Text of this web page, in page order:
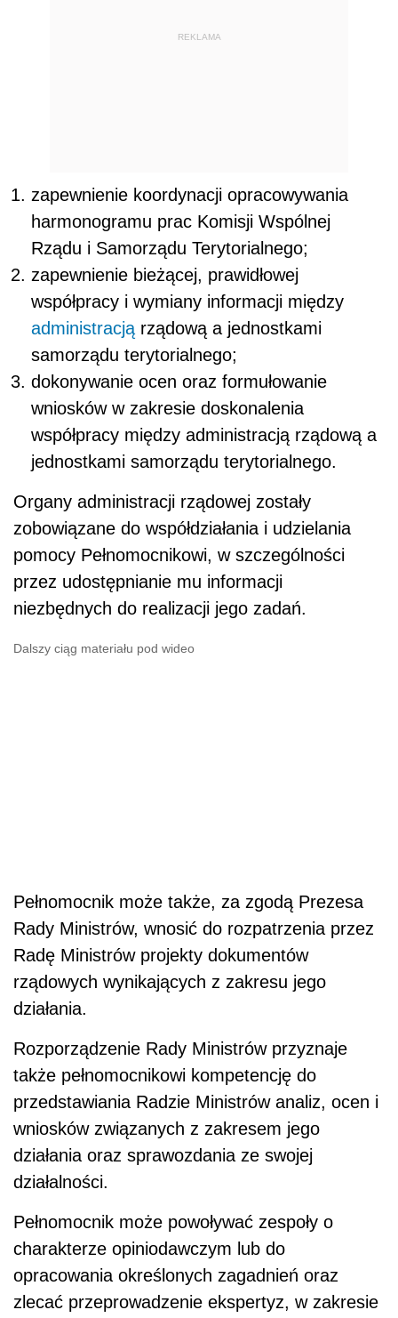
REKLAMA
zapewnienie koordynacji opracowywania
harmonogramu prac Komisji Wspólnej
Rządu i Samorządu Terytorialnego;
zapewnienie bieżącej, prawidłowej
współpracy i wymiany informacji między
administracją rządową a jednostkami
samorządu terytorialnego;
dokonywanie ocen oraz formułowanie
wniosków w zakresie doskonalenia
współpracy między administracją rządową a
jednostkami samorządu terytorialnego.
Organy administracji rządowej zostały
zobowiązane do współdziałania i udzielania
pomocy Pełnomocnikowi, w szczególności
przez udostępnianie mu informacji
niezbędnych do realizacji jego zadań.
Dalszy ciąg materiału pod wideo
Pełnomocnik może także, za zgodą Prezesa
Rady Ministrów, wnosić do rozpatrzenia przez
Radę Ministrów projekty dokumentów
rządowych wynikających z zakresu jego
działania.
Rozporządzenie Rady Ministrów przyznaje
także pełnomocnikowi kompetencję do
przedstawiania Radzie Ministrów analiz, ocen i
wniosków związanych z zakresem jego
działania oraz sprawozdania ze swojej
działalności.
Pełnomocnik może powoływać zespoły o
charakterze opiniodawczym lub do
opracowania określonych zagadnień oraz
zlecać przeprowadzenie ekspertyz, w zakresie